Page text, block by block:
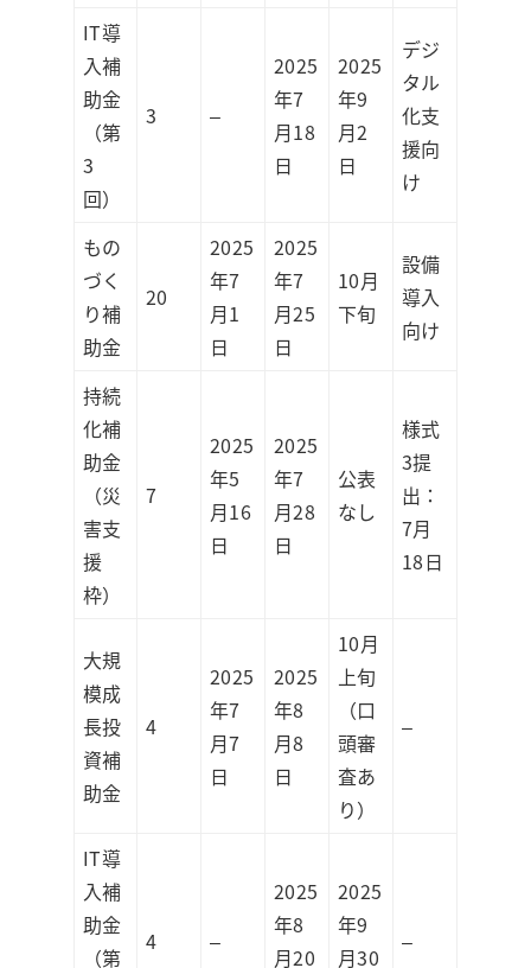
IT導
入補
助金
（第
3
回）
3 –
2025
年7
月18
日
2025
年9
月2
日
デジ
タル
化支
援向
け
もの
づく
り補
助金
20
2025
年7
月1
日
2025
年7
月25
日
10月
下旬
設備
導入
向け
持続
化補
助金
（災
害支
援
枠）
7
2025
年5
月16
日
2025
年7
月28
日
公表
なし
様式
3提
出：
7月
18日
大規
模成
長投
資補
助金
4
2025
年7
月7
日
2025
年8
月8
日
10月
上旬
（口
頭審
査あ
り）
–
IT導
入補
助金
（第
4 –
2025
年8
月20
2025
年9
月30
–